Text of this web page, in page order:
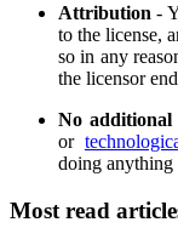
Attribution -
to the license,
so in any
the licensor
No additional
or
doing anything
Most read